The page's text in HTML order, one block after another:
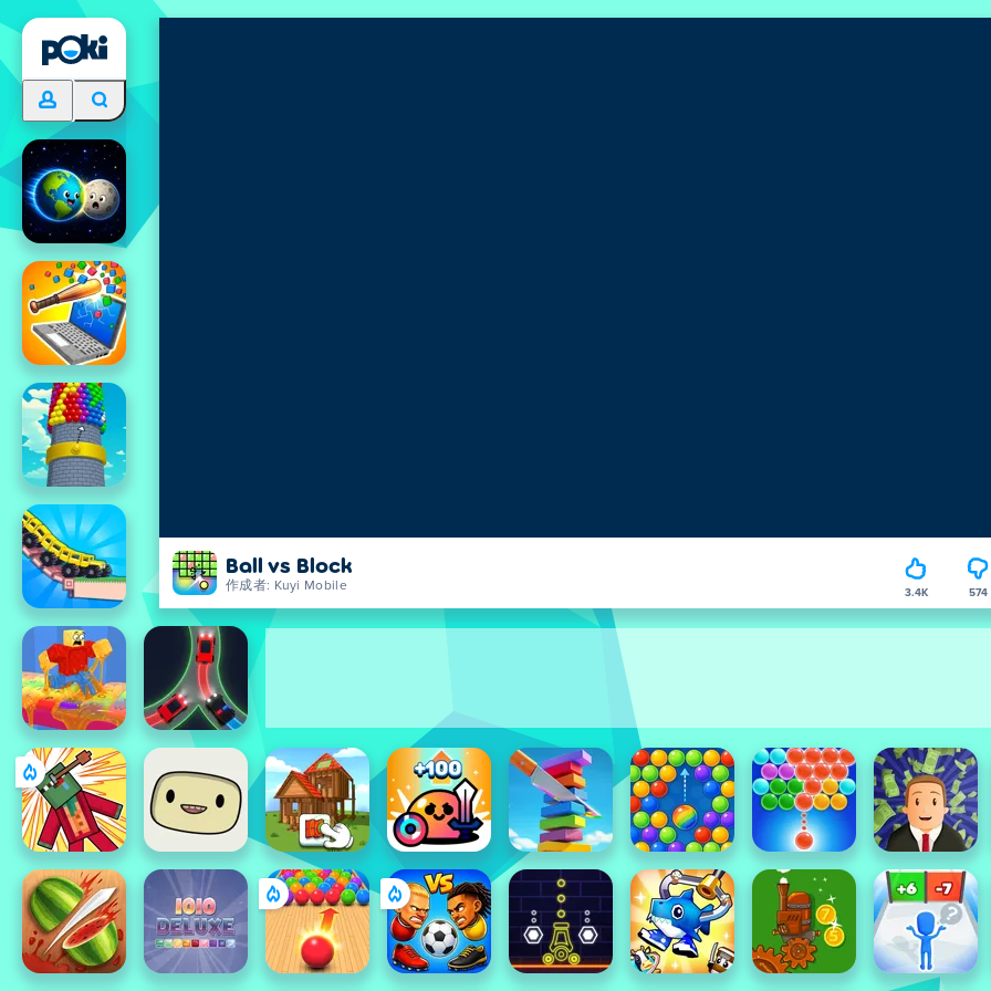
Ball vs Block
作成者: Kuyi Mobile 3.4K 574